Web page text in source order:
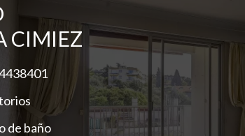
CIMIEZ
de baño